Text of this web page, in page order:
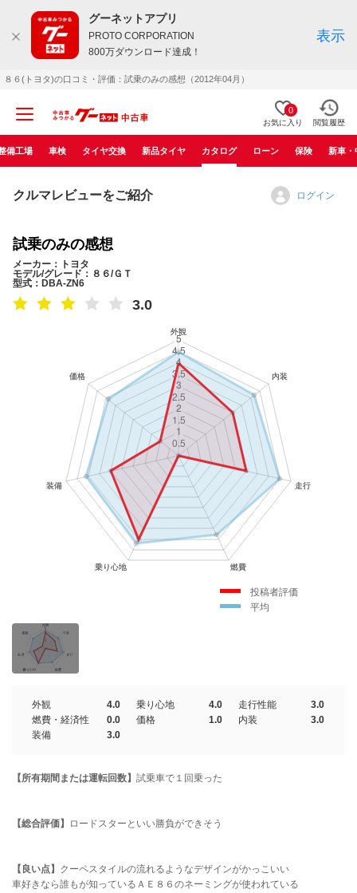
グーネットアプリ
PROTO CORPORATION
800万ダウンロード達成！
表示
８６(トヨタ)の口コミ・評価：試乗のみの感想（2012年04月）
0
お気に入り 閲覧履歴
備工場 車検 タイヤ交換 新品タイヤ カタログ ローン 保険 新車・
クルマレビューをご紹介 ログイン
試乗のみの感想
メーカー：トヨタ
モデル/グレード：８６/ＧＴ
型式：DBA-ZN6
3.0
投稿者評価
平均
外観 4.0 乗り心地 4.0 走行性能
3.0
燃費・経済性
0.0 価格 1.0 内装
3.0
装備
3.0
【所有期間または運転回数】 試乗車で１回乗った
【総合評価】 ロードスターといい勝負ができそう
【良い点】 クーペスタイルの流れるようなデザインがかっこいい
車好きなら誰もが知っているＡＥ８６のネーミングが使われている